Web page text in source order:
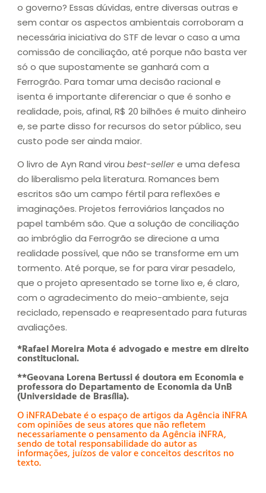
o governo? Essas dúvidas, entre diversas outras e
sem contar os aspectos ambientais corroboram a
necessária iniciativa do STF de levar o caso a uma
comissão de conciliação, até porque não basta ver
só o que supostamente se ganhará com a
Ferrogrão. Para tomar uma decisão racional e
isenta é importante diferenciar o que é sonho e
realidade, pois, afinal, R$ 20 bilhões é muito dinheiro
e, se parte disso for recursos do setor público, seu
custo pode ser ainda maior.
O livro de Ayn Rand virou best-sellere uma defesa
do liberalismo pela literatura. Romances bem
escritos são um campo fértil para reflexões e
imaginações. Projetos ferroviários lançados no
papel também são. Que a solução de conciliação
ao imbróglio da Ferrogrão se direcione a uma
realidade possível, que não se transforme em um
tormento. Até porque, se for para virar pesadelo,
que o projeto apresentado se torne lixo e, é claro,
com o agradecimento do meio-ambiente, seja
reciclado, repensado e reapresentado para futuras
avaliações.
*Rafael Moreira Mota é advogado e mestre em direito
constitucional.
**Geovana Lorena Bertussi é doutora em Economia e
professora do Departamento de Economia da UnB
(Universidade de Brasília).
O iNFRADebate é o espaço de artigos da Agência iNFRA
com opiniões de seus atores que não refletem
necessariamente o pensamento da Agência iNFRA,
sendo de total responsabilidade do autor as
informações, juízos de valor e conceitos descritos no
texto.